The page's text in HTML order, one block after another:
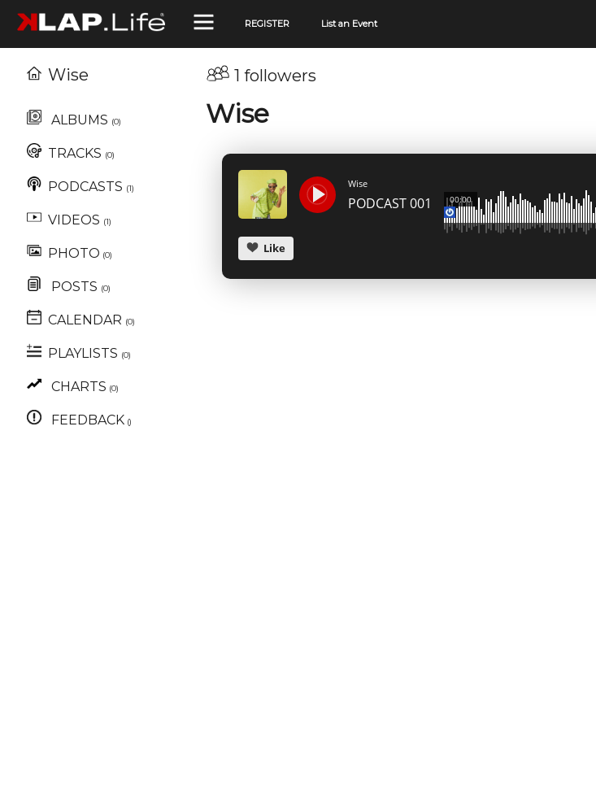
REGISTER List an Event
Wise
ALBUMS (0)
TRACKS (0)
PODCASTS (1)
VIDEOS (1)
PHOTO (0)
POSTS (0)
CALENDAR (0)
PLAYLISTS (0)
CHARTS (0)
FEEDBACK ()
1 followers
Wise
Wise
PODCAST 001 00:00
Like